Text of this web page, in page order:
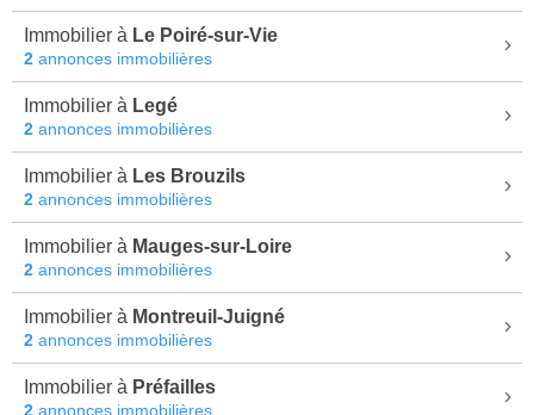
Immobilier à Le Poiré-sur-Vie
2 annonces immobilières
Immobilier à Legé
2 annonces immobilières
Immobilier à Les Brouzils
2 annonces immobilières
Immobilier à Mauges-sur-Loire
2 annonces immobilières
Immobilier à Montreuil-Juigné
2 annonces immobilières
Immobilier à Préfailles
2 annonces immobilières